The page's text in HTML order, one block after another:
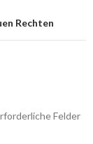
Rechten
Felder